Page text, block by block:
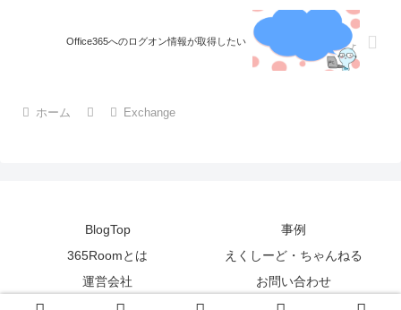
Office365へのログオン情報が取得したい
ホーム Exchange
BlogTop
事例
365Roomとは
えくしーど・ちゃんねる
運営会社
お問い合わせ